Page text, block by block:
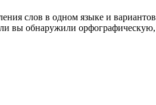
слов в одном языке и
вы обнаружили